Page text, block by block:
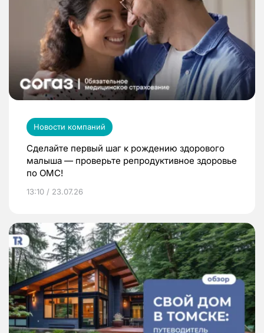
Новости компаний
Сделайте первый шаг к рождению здорового
малыша — проверьте репродуктивное здоровье
по ОМС!
13:10 / 23.07.26